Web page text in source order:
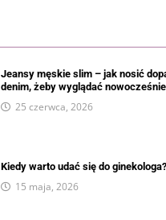
Jeansy męskie slim – jak nosić
denim, żeby wyglądać
25 czerwca, 2026
Kiedy warto udać się do ginekologa?
15 maja, 2026